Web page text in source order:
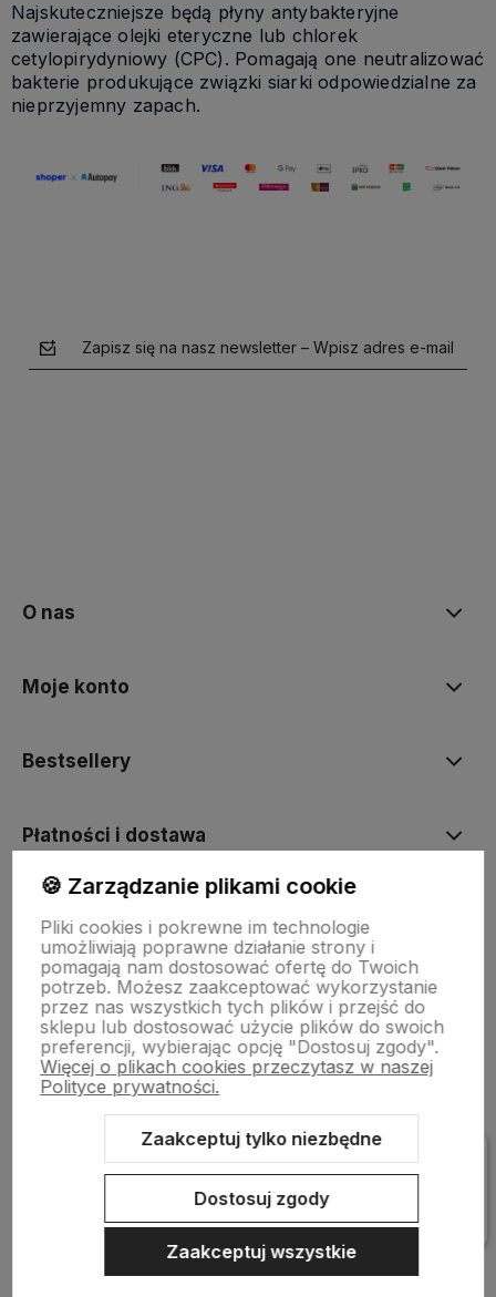
Najskuteczniejsze będą płyny antybakteryjne
zawierające olejki eteryczne lub chlorek
cetylopirydyniowy (CPC). Pomagają one neutralizować
bakterie produkujące związki siarki odpowiedzialne za
nieprzyjemny zapach.
Zapisz się na nasz newsletter – Wpisz adres e-mail
O nas
Moje konto
Bestsellery
Płatności i dostawa
Pomoc
Sklep internetowy Shoper Premium
Szablon Shoper Modern 3.0™
🍪 Zarządzanie plikami cookie
Pliki cookies i pokrewne im technologie
umożliwiają poprawne działanie strony i
pomagają nam dostosować ofertę do Twoich
potrzeb. Możesz zaakceptować wykorzystanie
przez nas wszystkich tych plików i przejść do
sklepu lub dostosować użycie plików do swoich
preferencji, wybierając opcję "Dostosuj zgody".
Więcej o plikach cookies przeczytasz w naszej
Polityce prywatności.
Zaakceptuj tylko niezbędne
Dostosuj zgody
Zaakceptuj wszystkie